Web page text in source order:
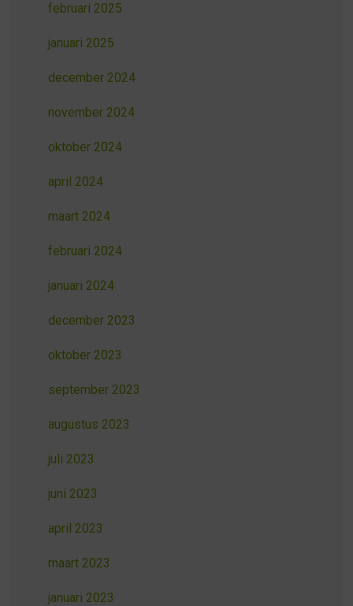
februari 2025
januari 2025
december 2024
november 2024
oktober 2024
april 2024
maart 2024
februari 2024
januari 2024
december 2023
oktober 2023
september 2023
augustus 2023
juli 2023
juni 2023
april 2023
maart 2023
januari 2023